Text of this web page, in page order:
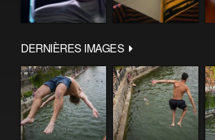
DERNIÈRES IMAGES